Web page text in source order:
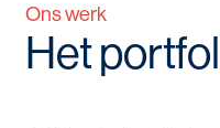
Ons werk
Het